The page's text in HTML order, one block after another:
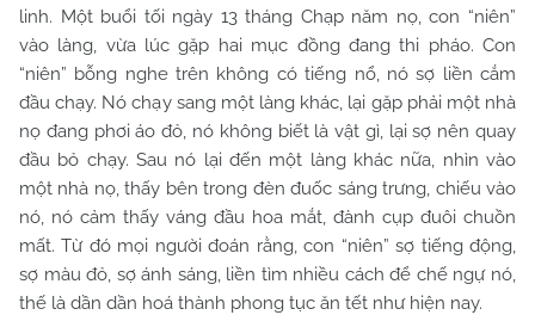
linh. Một buổi tối ngày 13 tháng Chạp năm nọ, con “niên”
vào làng, vừa lúc gặp hai mục đồng đang thi pháo. Con
“niên” bỗng nghe trên không có tiếng nổ, nó sợ liền cắm
đầu chạy. Nó chạy sang một làng khác, lại gặp phải một nhà
nọ đang phơi áo đỏ, nó không biết là vật gì, lại sợ nên quay
đầu bỏ chạy. Sau nó lại đến một làng khác nữa, nhìn vào
một nhà nọ, thấy bên trong đèn đuốc sáng trưng, chiếu vào
nó, nó cảm thấy váng đầu hoa mắt, đành cụp đuôi chuồn
mất. Từ đó mọi người đoán rằng, con “niên” sợ tiếng động,
sợ màu đỏ, sợ ánh sáng, liền tìm nhiều cách để chế ngự nó,
thế là dần dần hoá thành phong tục ăn tết như hiện nay.